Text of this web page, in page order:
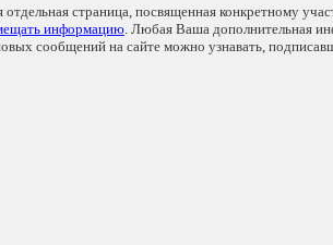
отдельная страница, посвященная конкретному
информацию. Любая Ваша дополнительная
сообщений на сайте можно узнавать,